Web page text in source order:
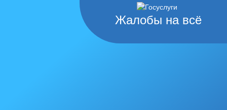
Жалобы на всё